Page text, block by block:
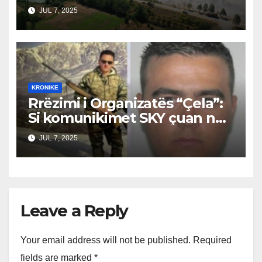
Vlerësimi i Dëmeve
JUL 7, 2025
KRONIKE
Rrëzimi i Organizatës “Çela”:
Si komunikimet SKY çuan në
prangosjen e bandës, Suel
Çela ende i lirë
JUL 7, 2025
Leave a Reply
Your email address will not be published. Required
fields are marked *